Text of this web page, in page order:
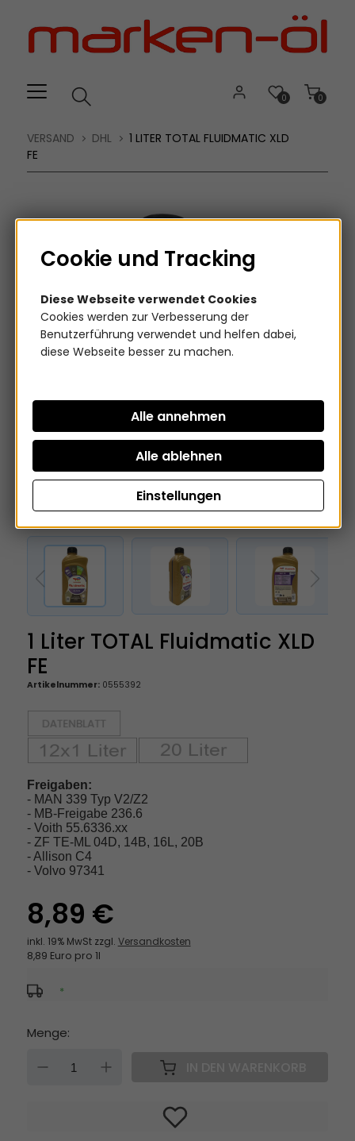
Verwenden
Barrierefreiheitsmenü
springen.
0
0
VERSAND DHL
1 LITER TOTAL FLUIDMATIC XLD
FE
1 Liter TOTAL Fluidmatic XLD
FE
Artikelnummer:0555392
Freigaben:
- MAN 339 Typ V2/Z2
- MB-Freigabe 236.6
- Voith 55.6336.xx
- ZF TE-ML 04D, 14B, 16L, 20B
- Allison C4
- Volvo 97341
8,89 €
inkl. 19% MwSt zzgl. Versandkosten
8,89 Euro pro 1l
*
Menge:
DOWN
Cookie und Tracking
Diese Webseite verwendet Cookies
Cookies werden zur Verbesserung der
Benutzerführung verwendet und helfen dabei,
diese Webseite besser zu machen.
Einstellungen